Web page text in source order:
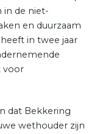
in de niet-
en duurzaam
in twee jaar
voor
dat Bekkering
wethouder zijn